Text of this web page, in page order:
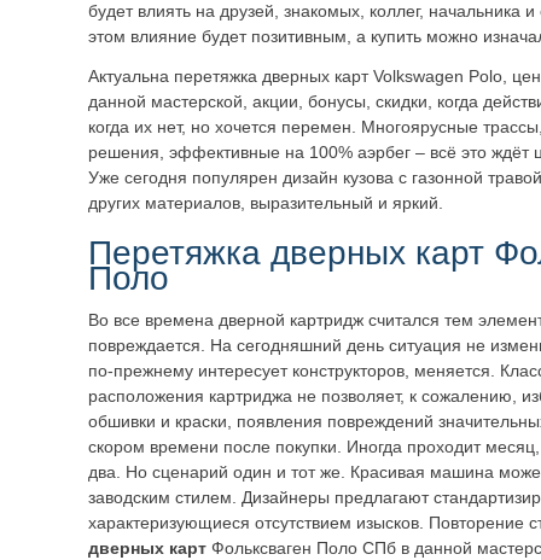
будет влиять на друзей, знакомых, коллег, начальника
этом влияние будет позитивным, а купить можно
Актуальна перетяжка дверных карт Volkswagen Polo,
данной мастерской, акции, бонусы, скидки, когда
когда их нет, но хочется перемен. Многоярусные
решения, эффективные на 100% аэрбег – всё это ждёт
Уже сегодня популярен дизайн кузова с газонной
других материалов, выразительный и яркий.
Перетяжка дверных карт
Поло
Во все времена дверной картридж считался тем
повреждается. На сегодняшний день ситуация не
по-прежнему интересует конструкторов, меняется.
расположения картриджа не позволяет, к сожалению,
обшивки и краски, появления повреждений
скором времени после покупки. Иногда проходит
два. Но сценарий один и тот же. Красивая машина
заводским стилем. Дизайнеры предлагают
характеризующиеся отсутствием изысков. Повторение
дверных карт Фольксваген Поло СПб в данной